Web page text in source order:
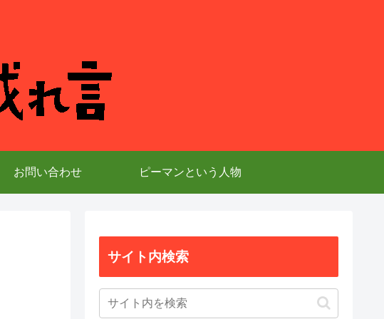
お問い合わせ ピーマンという人物
サイト内検索